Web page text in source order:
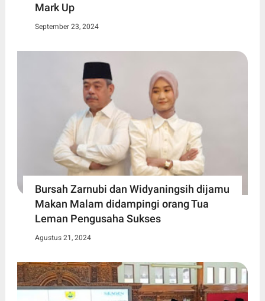
Mark Up
September 23, 2024
Bursah Zarnubi dan Widyaningsih dijamu
Makan Malam didampingi orang Tua
Leman Pengusaha Sukses
Agustus 21, 2024